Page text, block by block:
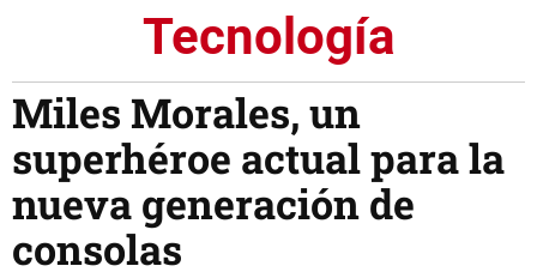
Tecnología
Miles Morales, un
superhéroe actual para la
nueva generación de
consolas